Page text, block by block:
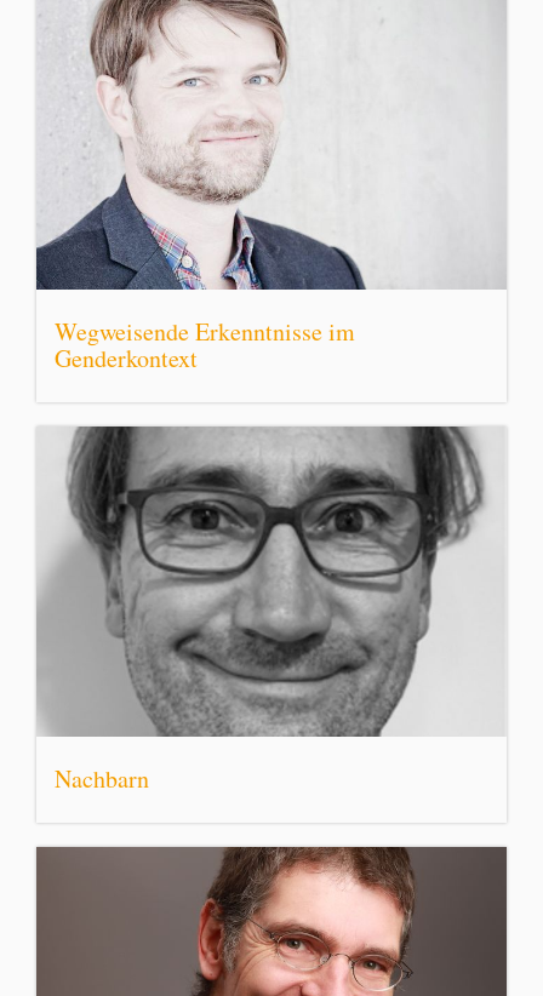
Wegweisende Erkenntnisse im
Genderkontext
Nachbarn